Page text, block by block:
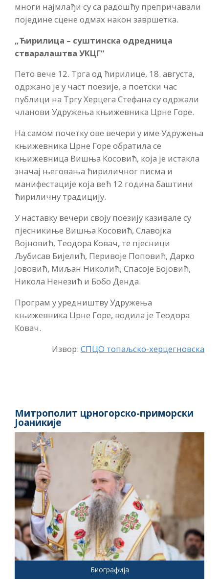
многи најмлађи су са радошћу препричавали
поједине сцене одмах након завршетка.
„Ћирилица – суштинска одредница
стваралаштва УКЦГ“
Пето вече 12. Трга од ћирилице, 18. августа,
одржано је у част поезије, а поетски час
публици на Тргу Херцега Стефана су одржали
чланови Удружења књижевника Црне Горе.
На самом почетку ове вечери у име Удружења
књижевника Црне Горе обратила се
књижевница Вишња Косовић, која је истакла
значај његовања ћириличног писма и
манифестације која већ 12 година баштини
ћириличну традицију.
У наставку вечери своју поезију казивале су
пјесникиње Вишња Косовић, Славојка
Војновић, Теодора Ковач, те пјесници
Љубисав Бијелић, Перивоје Поповић, Дарко
Јововић, Миљан Николић, Спасоје Бојовић,
Никола Ненезић и Бобо Денда.
Програм у уредништву Удружења
књижевника Црне Горе, водила је Теодора
Ковач.
Извор: СПЦО топаљско-херцегновска
Митрополит црногорско-приморски
Јоаникије
Биографија